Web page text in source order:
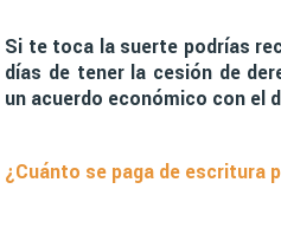
Si te toca la suerte podrías
días de tener la cesión de
un acuerdo económico con el
¿Cuánto se paga de escritura